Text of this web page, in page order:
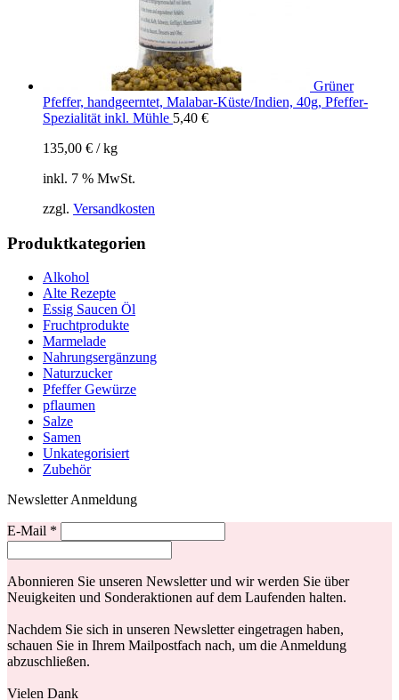
Grüner
Pfeffer, handgeerntet, Malabar-Küste/Indien, 40g, Pfeffer-
Spezialität inkl. Mühle 5,40 €
135,00 € /kg
inkl. 7 % MwSt.
zzgl. Versandkosten
Produktkategorien
Alkohol
Alte Rezepte
Essig Saucen Öl
Fruchtprodukte
Marmelade
Nahrungsergänzung
Naturzucker
Pfeffer Gewürze
pflaumen
Salze
Samen
Unkategorisiert
Zubehör
Newsletter Anmeldung
E-Mail *
Abonnieren Sie unseren Newsletter und wir werden Sie über
Neuigkeiten und Sonderaktionen auf dem Laufenden halten.
Nachdem Sie sich in unseren Newsletter eingetragen haben,
schauen Sie in Ihrem Mailpostfach nach, um die Anmeldung
abzuschließen.
Vielen Dank